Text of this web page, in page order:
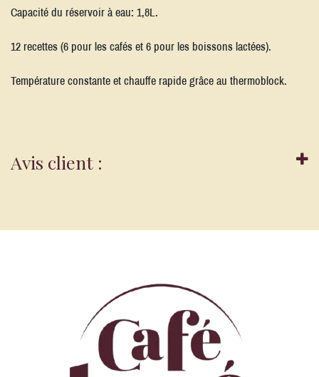
Capacité du réservoir à eau: 1,8L.
12 recettes (6 pour les cafés et 6 pour les boissons lactées).
Température constante et chauffe rapide grâce au thermoblock.
Avis client :